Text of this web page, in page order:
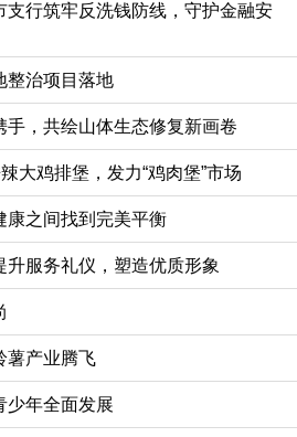
支行筑牢反洗钱防线，守护金融安
整治项目落地
手，共绘山体生态修复新画卷
大鸡排堡，发力“鸡肉堡”市场
康之间找到完美平衡
服务礼仪，塑造优质形象
薯产业腾飞
少年全面发展